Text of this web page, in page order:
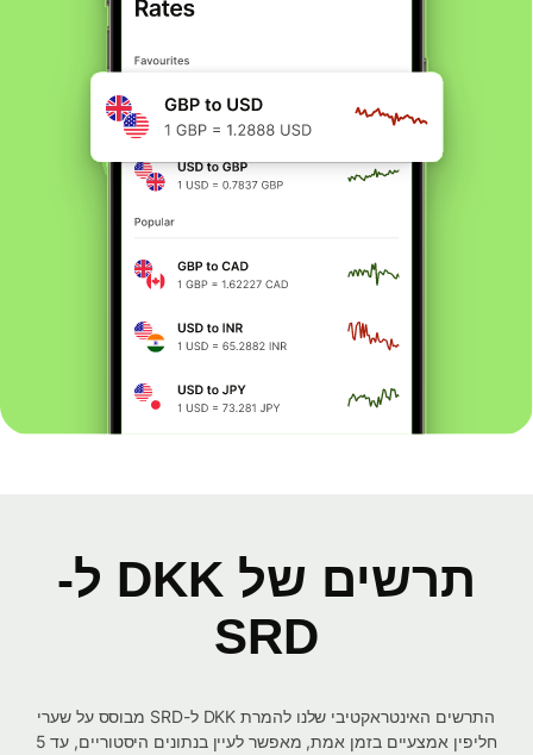
תרשים של DKK ל-
SRD
התרשים האינטראקטיבי שלנו להמרת DKK ל-SRD מבוסס על שערי
חליפין אמצעיים בזמן אמת, מאפשר לעיין בנתונים היסטוריים, עד 5